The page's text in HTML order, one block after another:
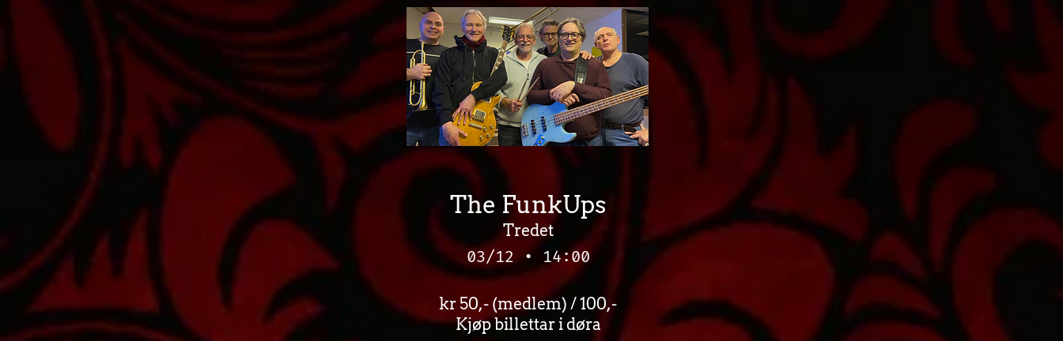
The FunkUps
Tredet
03/12 • 14:00
kr 50,- (medlem) / 100,-
Kjøp billettar i døra